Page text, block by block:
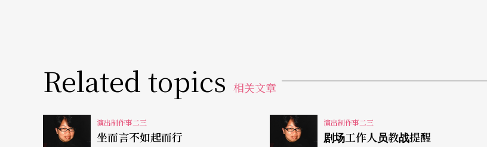
另一方面，创造是脑力劳动，是完全不同的专注。这两者不能放在天秤上比较的。创作思维是没
有模式、规范的，是直觉、是演绎能力（interpretation），是完全的自发动力、启发，全然天
赋。是人类独有的质量，但非人人皆有。最后的呈现是也绝对的外在，需要
被接受，赏识，赞赏，认出，识别。此特质尤其存在于在舞台上当下演出的演员、舞者等。
Related topics 相关文章
演出制作事二三
坐而言不如起而行
演出制作事二三
剧场工作人员教战提醒